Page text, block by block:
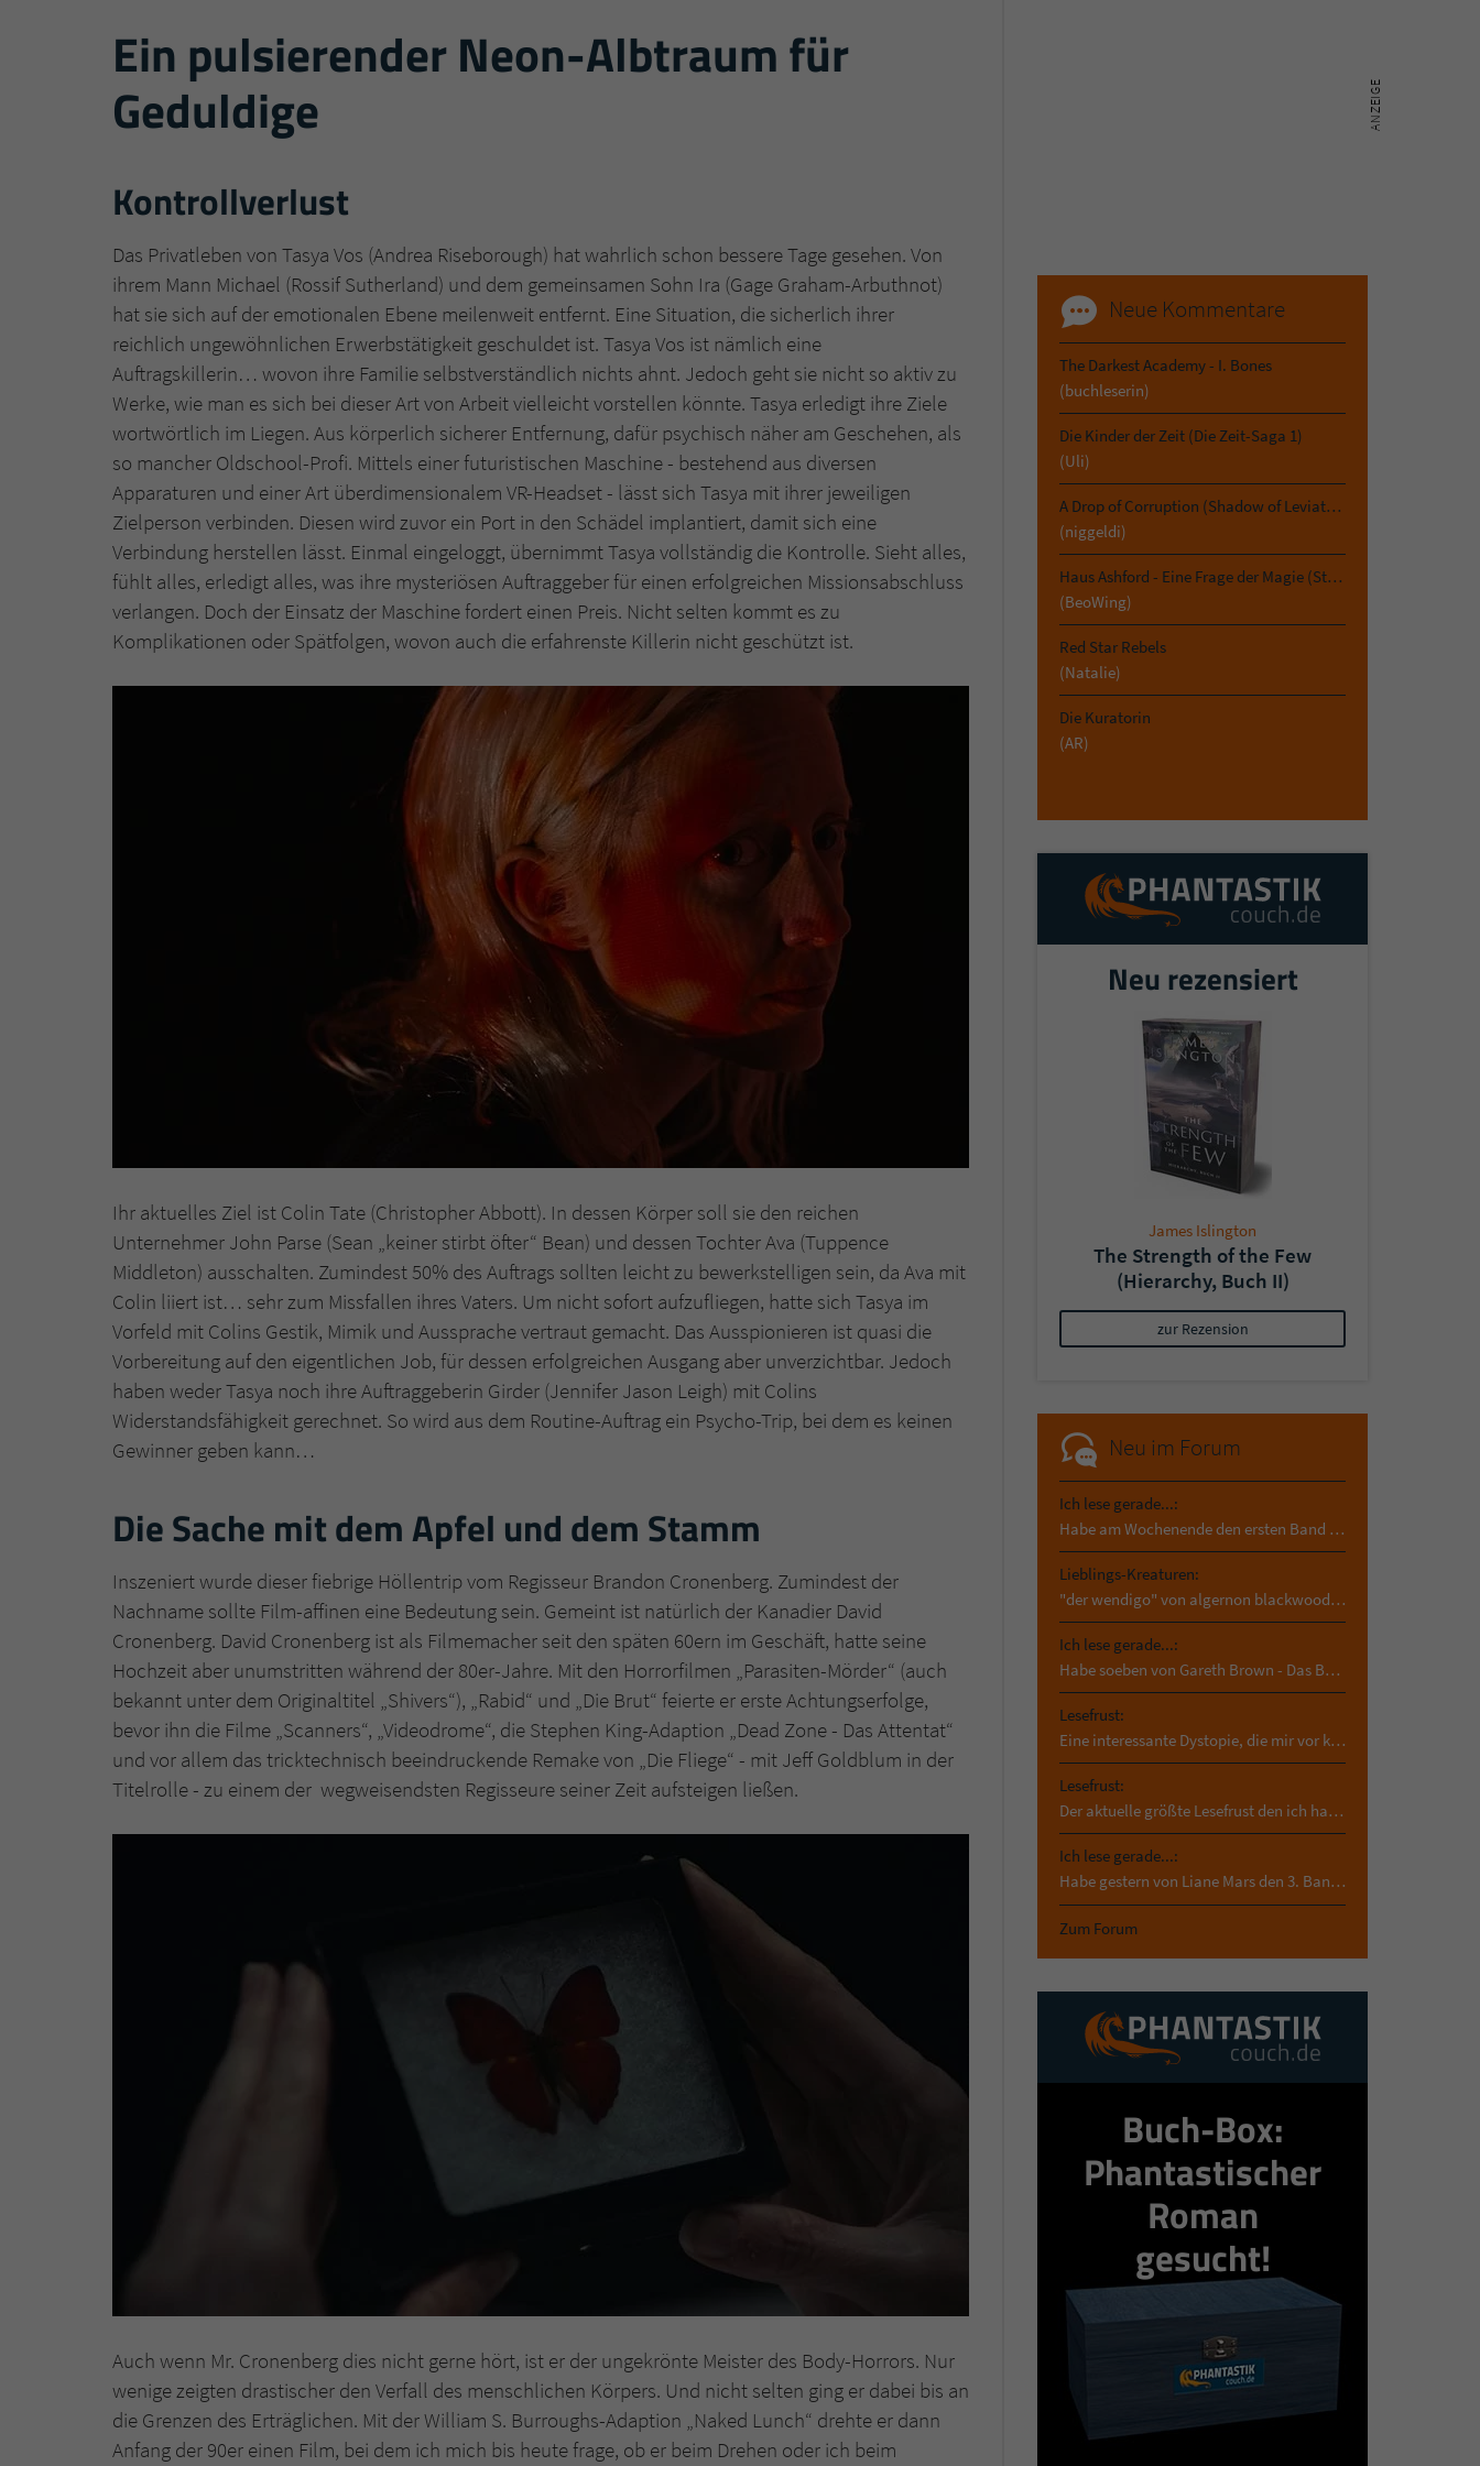
Ein pulsierender Neon-Albtraum für
Geduldige
Kontrollverlust
Das Privatleben von Tasya Vos (Andrea Riseborough) hat wahrlich schon bessere Tage gesehen. Von
ihrem Mann Michael (Rossif Sutherland) und dem gemeinsamen Sohn Ira (Gage Graham-Arbuthnot)
hat sie sich auf der emotionalen Ebene meilenweit entfernt. Eine Situation, die sicherlich ihrer
reichlich ungewöhnlichen Erwerbstätigkeit geschuldet ist. Tasya Vos ist nämlich eine
Auftragskillerin… wovon ihre Familie selbstverständlich nichts ahnt. Jedoch geht sie nicht so aktiv zu
Werke, wie man es sich bei dieser Art von Arbeit vielleicht vorstellen könnte. Tasya erledigt ihre Ziele
wortwörtlich im Liegen. Aus körperlich sicherer Entfernung, dafür psychisch näher am Geschehen, als
so mancher Oldschool-Profi. Mittels einer futuristischen Maschine - bestehend aus diversen
Apparaturen und einer Art überdimensionalem VR-Headset - lässt sich Tasya mit ihrer jeweiligen
Zielperson verbinden. Diesen wird zuvor ein Port in den Schädel implantiert, damit sich eine
Verbindung herstellen lässt. Einmal eingeloggt, übernimmt Tasya vollständig die Kontrolle. Sieht alles,
fühlt alles, erledigt alles, was ihre mysteriösen Auftraggeber für einen erfolgreichen Missionsabschluss
verlangen. Doch der Einsatz der Maschine fordert einen Preis. Nicht selten kommt es zu
Komplikationen oder Spätfolgen, wovon auch die erfahrenste Killerin nicht geschützt ist.
Ihr aktuelles Ziel ist Colin Tate (Christopher Abbott). In dessen Körper soll sie den reichen
Unternehmer John Parse (Sean „keiner stirbt öfter“ Bean) und dessen Tochter Ava (Tuppence
Middleton) ausschalten. Zumindest 50% des Auftrags sollten leicht zu bewerkstelligen sein, da Ava mit
Colin liiert ist… sehr zum Missfallen ihres Vaters. Um nicht sofort aufzufliegen, hatte sich Tasya im
Vorfeld mit Colins Gestik, Mimik und Aussprache vertraut gemacht. Das Ausspionieren ist quasi die
Vorbereitung auf den eigentlichen Job, für dessen erfolgreichen Ausgang aber unverzichtbar. Jedoch
haben weder Tasya noch ihre Auftraggeberin Girder (Jennifer Jason Leigh) mit Colins
Widerstandsfähigkeit gerechnet. So wird aus dem Routine-Auftrag ein Psycho-Trip, bei dem es keinen
Gewinner geben kann…
Die Sache mit dem Apfel und dem Stamm
Inszeniert wurde dieser fiebrige Höllentrip vom Regisseur Brandon Cronenberg. Zumindest der
Nachname sollte Film-affinen eine Bedeutung sein. Gemeint ist natürlich der Kanadier David
Cronenberg. David Cronenberg ist als Filmemacher seit den späten 60ern im Geschäft, hatte seine
Hochzeit aber unumstritten während der 80er-Jahre. Mit den Horrorfilmen „Parasiten-Mörder“ (auch
bekannt unter dem Originaltitel „Shivers“), „Rabid“ und „Die Brut“ feierte er erste Achtungserfolge,
bevor ihn die Filme „Scanners“, „Videodrome“, die Stephen King-Adaption „Dead Zone - Das Attentat“
und vor allem das tricktechnisch beeindruckende Remake von „Die Fliege“ - mit Jeff Goldblum in der
Titelrolle - zu einem der wegweisendsten Regisseure seiner Zeit aufsteigen ließen.
Auch wenn Mr. Cronenberg dies nicht gerne hört, ist er der ungekrönte Meister des Body-Horrors. Nur
wenige zeigten drastischer den Verfall des menschlichen Körpers. Und nicht selten ging er dabei bis an
die Grenzen des Erträglichen. Mit der William S. Burroughs-Adaption „Naked Lunch“ drehte er dann
Anfang der 90er einen Film, bei dem ich mich bis heute frage, ob er beim Drehen oder ich beim
Neue Kommentare
The Darkest Academy - I. Bones
(buchleserin)
Die Kinder der Zeit (Die Zeit-Saga 1)
(Uli)
A Drop of Corruption (Shadow of Leviathan 2)
(niggeldi)
Haus Ashford - Eine Frage der Magie (Stephen Oakwood 3)
(BeoWing)
Red Star Rebels
(Natalie)
Die Kuratorin
(AR)
Neu rezensiert
James Islington
The Strength of the Few
(Hierarchy, Buch II)
zur Rezension
Neu im Forum
Ich lese gerade...:
Habe am Wochenende den ersten Band von Madame Wo…
Lieblings-Kreaturen:
"der wendigo" von algernon blackwood. das hab ich…
Ich lese gerade...:
Habe soeben von Gareth Brown - Das Buch der…
Lesefrust:
Eine interessante Dystopie, die mir vor kurzem in…
Lesefrust:
Der aktuelle größte Lesefrust den ich habe und der…
Ich lese gerade...:
Habe gestern von Liane Mars den 3. Band von asrai…
Zum Forum
Buch-Box:
Phantastischer
Roman
gesucht!
Name tx_pwcomments_ahash
Name fe_typo_user
Anbieter Literatur-Couch Medien GmbH & Co. KG
Laufzeit Session
Zweck
Dieses Cookie gewährleistet die Kommunikation der
Webseite mit dem Benutzer. Es wird benötigt um z. B.
den Sicherheitscode des Kontaktformulars zu
überprüfen.